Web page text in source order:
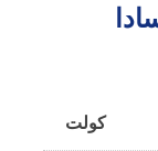
کولت